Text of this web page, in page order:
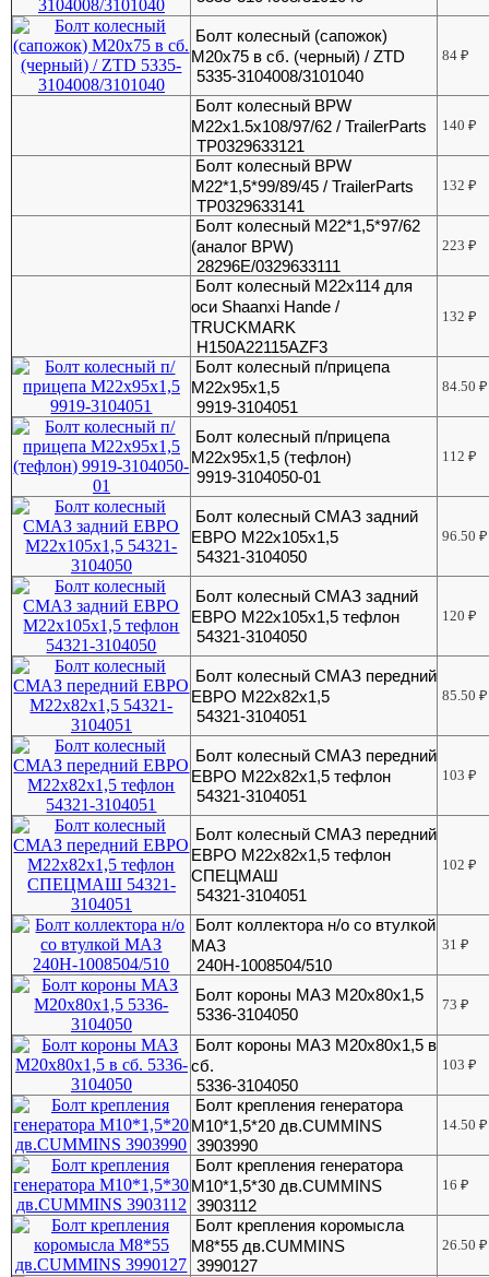
Болт колесный (сапожок)
М20х75 в сб. (черный) / ZTD
5335-3104008/3101040
84₽
Болт колесный BPW
M22x1.5x108/97/62 / TrailerParts
TP0329633121
140₽
Болт колесный BPW
М22*1,5*99/89/45 / TrailerParts
TP0329633141
132₽
Болт колесный М22*1,5*97/62
(аналог BPW)
28296E/0329633111
223₽
Болт колесный М22х114 для
оси Shaanxi Hande /
TRUCKMARK
H150A22115AZF3
132₽
Болт колесный п/прицепа
М22х95х1,5
9919-3104051
84.50₽
Болт колесный п/прицепа
М22х95х1,5 (тефлон)
9919-3104050-01
112₽
Болт колесный СМАЗ задний
ЕВРО М22x105x1,5
54321-3104050
96.50₽
Болт колесный СМАЗ задний
ЕВРО М22х105х1,5 тефлон
54321-3104050
120₽
Болт колесный СМАЗ передний
ЕВРО М22х82х1,5
54321-3104051
85.50₽
Болт колесный СМАЗ передний
ЕВРО М22х82х1,5 тефлон
54321-3104051
103₽
Болт колесный СМАЗ передний
ЕВРО М22х82х1,5 тефлон
СПЕЦМАШ
54321-3104051
102₽
Болт коллектора н/о со втулкой
МАЗ
240Н-1008504/510
31₽
Болт короны МАЗ М20х80х1,5
5336-3104050
73₽
Болт короны МАЗ М20х80х1,5 в
сб.
5336-3104050
103₽
Болт крепления генератора
М10*1,5*20 дв.CUMMINS
3903990
14.50₽
Болт крепления генератора
М10*1,5*30 дв.CUMMINS
3903112
16₽
Болт крепления коромысла
М8*55 дв.CUMMINS
3990127
26.50₽